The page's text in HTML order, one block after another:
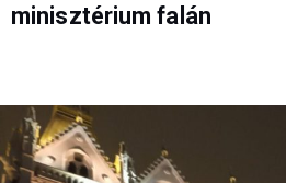
minisztérium falán